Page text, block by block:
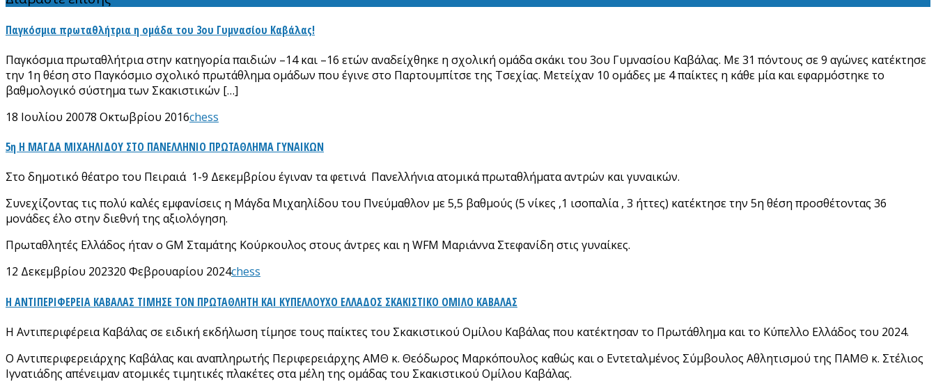
Παγκόσμια πρωταθλήτρια η ομάδα του 3ου Γυμνασίου Καβάλας!
Παγκόσμια πρωταθλήτρια στην κατηγορία παιδιών –14 και –16 ετών αναδείχθηκε η σχολική ομάδα σκάκι του 3ου Γυμνασίου Καβάλας. Με 31 πόντους σε 9 αγώνες κατέκτησε
την 1η θέση στο Παγκόσμιο σχολικό πρωτάθλημα ομάδων που έγινε στο Παρτουμπίτσε της Τσεχίας. Μετείχαν 10 ομάδες με 4 παίκτες η κάθε μία και εφαρμόστηκε το
βαθμολογικό σύστημα των Σκακιστικών […]
18 Ιουλίου 20078 Οκτωβρίου 2016chess
5η Η ΜΑΓΔΑ ΜΙΧΑΗΛΙΔΟΥ ΣΤΟ ΠΑΝΕΛΛΗΝΙΟ ΠΡΩΤΑΘΛΗΜΑ ΓΥΝΑΙΚΩΝ
Στο δημοτικό θέατρο του Πειραιά 1-9 Δεκεμβρίου έγιναν τα φετινά Πανελλήνια ατομικά πρωταθλήματα αντρών και γυναικών.
Συνεχίζοντας τις πολύ καλές εμφανίσεις η Μάγδα Μιχαηλίδου του Πνεύμαθλον με 5,5 βαθμούς (5 νίκες ,1 ισοπαλία , 3 ήττες) κατέκτησε την 5η θέση προσθέτοντας 36
μονάδες έλο στην διεθνή της αξιολόγηση.
Πρωταθλητές Ελλάδος ήταν ο GM Σταμάτης Κούρκουλος στους άντρες και η WFM Μαριάννα Στεφανίδη στις γυναίκες.
12 Δεκεμβρίου 202320 Φεβρουαρίου 2024chess
Η ΑΝΤΙΠΕΡΙΦΕΡΕΙΑ ΚΑΒΑΛΑΣ ΤΙΜΗΣΕ ΤΟΝ ΠΡΩΤΑΘΛΗΤΗ ΚΑΙ ΚΥΠΕΛΛΟΥΧΟ ΕΛΛΑΔΟΣ ΣΚΑΚΙΣΤΙΚΟ ΟΜΙΛΟ ΚΑΒΑΛΑΣ
Η Αντιπεριφέρεια Καβάλας σε ειδική εκδήλωση τίμησε τους παίκτες του Σκακιστικού Ομίλου Καβάλας που κατέκτησαν το Πρωτάθλημα και το Κύπελλο Ελλάδος του 2024.
Ο Αντιπεριφερειάρχης Καβάλας και αναπληρωτής Περιφερειάρχης ΑΜΘ κ. Θεόδωρος Μαρκόπουλος καθώς και ο Εντεταλμένος Σύμβουλος Αθλητισμού της ΠΑΜΘ κ. Στέλιος
Ιγνατιάδης απένειμαν ατομικές τιμητικές πλακέτες στα μέλη της ομάδας του Σκακιστικού Ομίλου Καβάλας.